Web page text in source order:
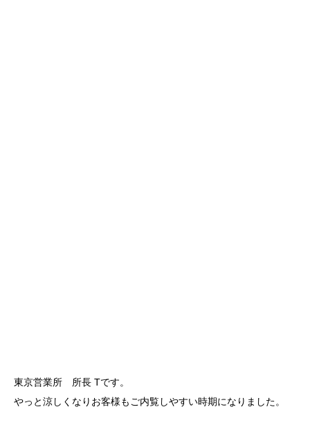
東京営業所 所長 Tです。
やっと涼しくなりお客様もご内覧しやすい時期になりました。